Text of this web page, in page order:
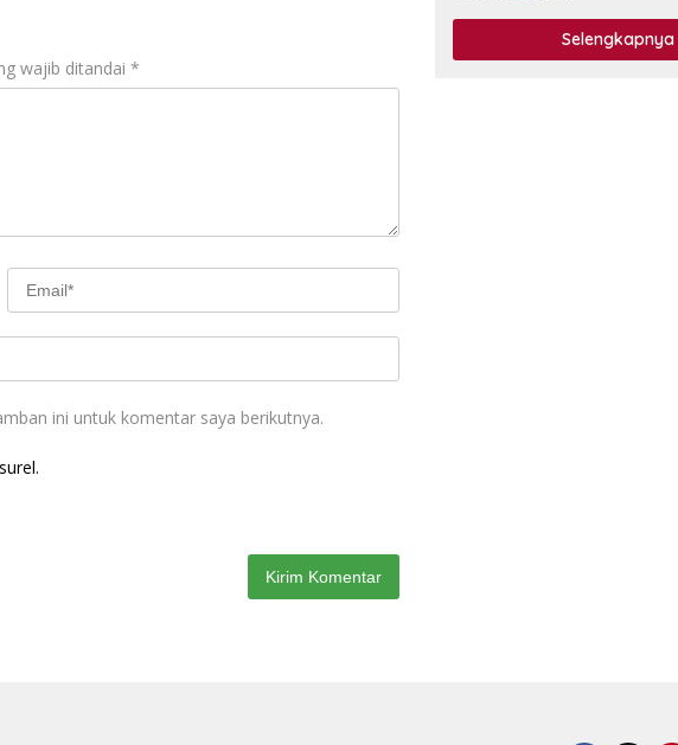
wajib ditandai *
ini untuk komentar saya berikutnya.
Imigrasi
Agam
Selengkapnya